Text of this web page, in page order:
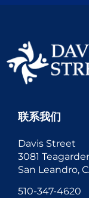
联系我们
Davis Street
3081
San Leandro,
510-347-4620